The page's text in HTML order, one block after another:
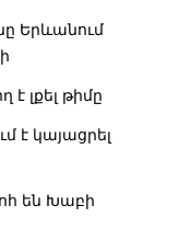
Երևանում
լքել թիմը
է կայացրել
են Խաբի